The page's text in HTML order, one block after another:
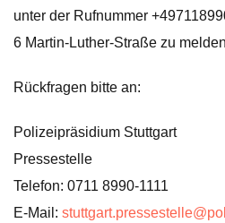
unter der Rufnummer
6 Martin-Luther-Straße zu
Rückfragen bitte an:
Polizeipräsidium Stuttgart
Pressestelle
Telefon: 0711 8990-1111
E-Mail: